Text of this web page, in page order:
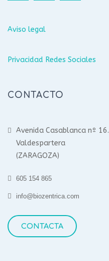
Aviso legal
Privacidad Redes Sociales
CONTACTO
Avenida Casablanca nº 16.
Valdespartera
(ZARAGOZA)
605 154 865
info@biozentrica.com
CONTACTA